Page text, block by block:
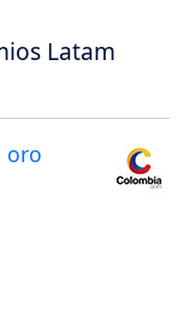
Latam